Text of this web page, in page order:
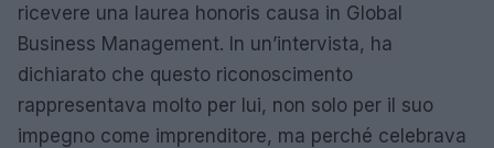
ricevere una laurea honoris causa in Global
Business Management. In un’intervista, ha
dichiarato che questo riconoscimento
rappresentava molto per lui, non solo per il suo
impegno come imprenditore, ma perché celebrava